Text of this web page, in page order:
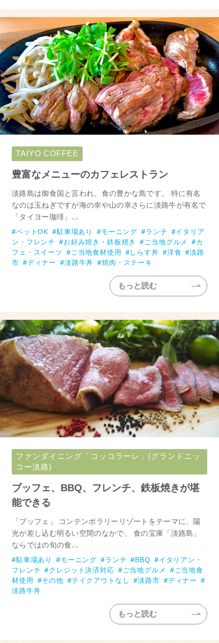
TAIYO COFFEE
豊富なメニューのカフェレストラン
淡路島は御食国と言われ、食の豊かな島です。 特に有名
なのは玉ねぎですが海の幸や山の幸さらに淡路牛が有名で
「タイヨー珈琲」…
ペットOK 駐車場あり モーニング ランチ
イタリア
ン・フレンチ
お好み焼き・鉄板焼き ご当地グルメ
カ
フェ・スイーツ
ご当地食材使用 しらす丼 洋食
淡路
市
ディナー 淡路牛丼 焼肉・ステーキ
もっと読む
ファンダイニング「コッコラーレ」(グランドニッ
コー淡路)
ブッフェ、BBQ、フレンチ、鉄板焼きが堪
能できる
「ブッフェ」 コンテンポラリーリゾートをテーマに、陽
光が差し込む明るい空間のなかで、 食の宝庫「淡路島」
ならではの旬の食…
駐車場あり モーニング ランチ BBQ
イタリアン・
フレンチ
クレジット決済対応 ご当地グルメ
ご当地食
材使用
その他 テイクアウトなし 淡路市
ディナー
淡路牛丼
もっと読む